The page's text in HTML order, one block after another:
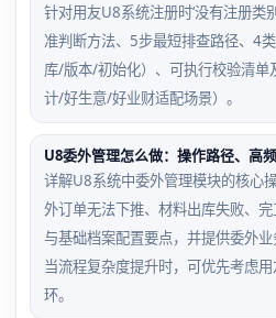
针对用友U8系统注册时‘没有注册类
准判断方法、5步最短排查路径、4
库/版本/初始化）、可执行校验清
计/好生意/好业财适配场景）。
U8委外管理怎么做：操作路径、高
详解U8系统中委外管理模块的核心
外订单无法下推、材料出库失败、
与基础档案配置要点，并提供委外业
当流程复杂度提升时，可优先考虑
环。